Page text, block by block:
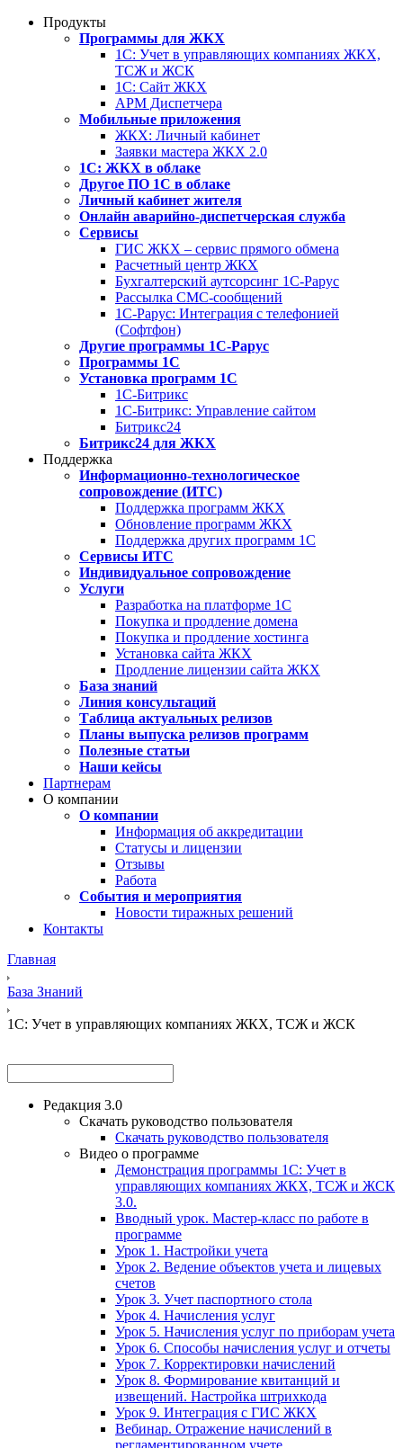
Продукты
Программы для ЖКХ
1С: Учет в управляющих компаниях ЖКХ,
ТСЖ и ЖСК
1С: Сайт ЖКХ
АРМ Диспетчера
Мобильные приложения
ЖКХ: Личный кабинет
Заявки мастера ЖКХ 2.0
1С: ЖКХ в облаке
Другое ПО 1С в облаке
Личный кабинет жителя
Онлайн аварийно-диспетчерская служба
Сервисы
ГИС ЖКХ – сервис прямого обмена
Расчетный центр ЖКХ
Бухгалтерский аутсорсинг 1С-Рарус
Рассылка СМС-сообщений
1С-Рарус: Интеграция с телефонией
(Софтфон)
Другие программы 1С-Рарус
Программы 1С
Установка программ 1С
1С-Битрикс
1С-Битрикс: Управление сайтом
Битрикс24
Битрикс24 для ЖКХ
Поддержка
Информационно-технологическое
сопровождение (ИТС)
Поддержка программ ЖКХ
Обновление программ ЖКХ
Поддержка других программ 1С
Сервисы ИТС
Индивидуальное сопровождение
Услуги
Разработка на платформе 1С
Покупка и продление домена
Покупка и продление хостинга
Установка сайта ЖКХ
Продление лицензии сайта ЖКХ
База знаний
Линия консультаций
Таблица актуальных релизов
Планы выпуска релизов программ
Полезные статьи
Наши кейсы
Партнерам
О компании
О компании
Информация об аккредитации
Статусы и лицензии
Отзывы
Работа
События и мероприятия
Новости тиражных решений
Контакты
Главная
База Знаний
1С: Учет в управляющих компаниях ЖКХ, ТСЖ и ЖСК
Редакция 3.0
Скачать руководство пользователя
Скачать руководство пользователя
Видео о программе
Демонстрация программы 1С: Учет в
управляющих компаниях ЖКХ, ТСЖ и ЖСК
3.0.
Вводный урок. Мастер-класс по работе в
программе
Урок 1. Настройки учета
Урок 2. Ведение объектов учета и лицевых
счетов
Урок 3. Учет паспортного стола
Урок 4. Начисления услуг
Урок 5. Начисления услуг по приборам учета
Урок 6. Способы начисления услуг и отчеты
Урок 7. Корректировки начислений
Урок 8. Формирование квитанций и
извещений. Настройка штрихкода
Урок 9. Интеграция с ГИС ЖКХ
Вебинар. Отражение начислений в
регламентированном учете